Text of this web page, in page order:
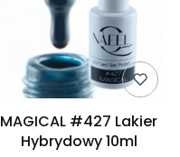
MAGICAL #427 Lakier
Hybrydowy 10ml